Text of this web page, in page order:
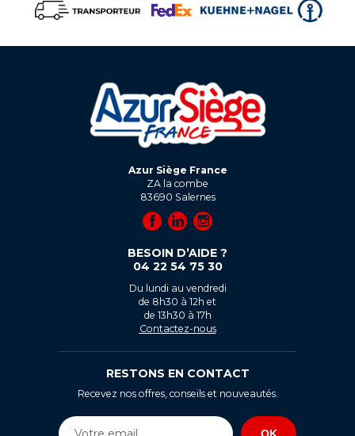
Azur Siège France
ZA la combe
83690 Salernes
BESOIN D’AIDE ?
04 22 54 75 30
Du lundi au vendredi
de 8h30 à 12h et
de 13h30 à 17h
Contactez-nous
RESTONS EN CONTACT
Recevez nos offres, conseils et nouveautés.